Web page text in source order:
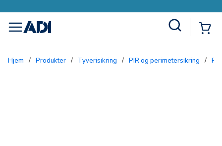
menu
Hjem / Produkter / Tyverisikring / PIR og perimetersikring /